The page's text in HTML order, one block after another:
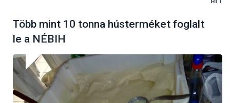
Több mint 10 tonna hústerméket foglalt
le a NÉBIH